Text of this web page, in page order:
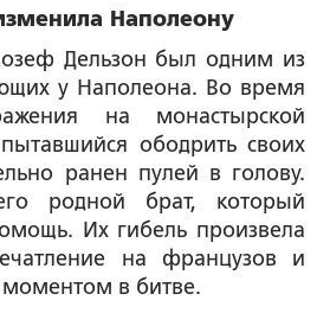
Наполеону
Дельзон был одним из
у Наполеона. Во время
на монастырской
ободрить своих
ранен пулей в голову.
родной брат, который
Их гибель произвела
на французов и
в битве.